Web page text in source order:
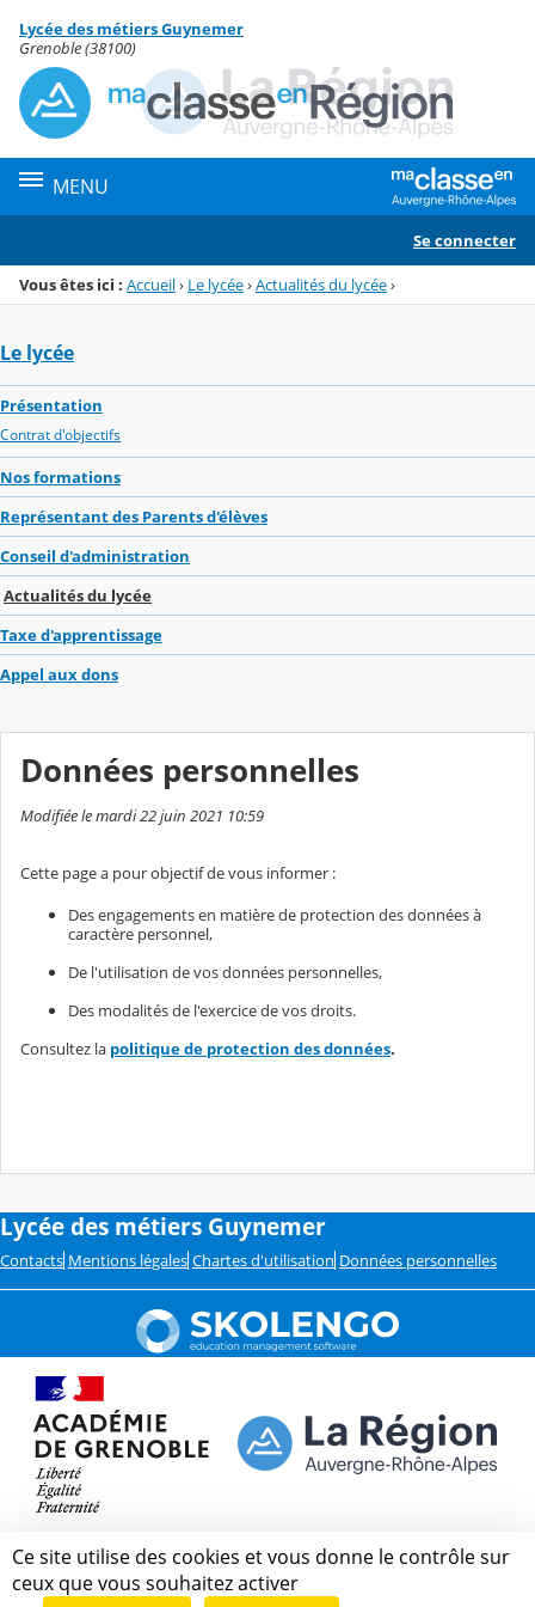
Menu de la rubrique
Contenu
Lycée des métiers Guynemer
Grenoble (38100)
MENU
Se connecter
Vous êtes ici : Accueil› Le lycée›Actualités du lycée›
Le lycée
Présentation
Contrat d'objectifs
Nos formations
Représentant des Parents d'élèves
Conseil d'administration
Actualités du lycée
Taxe d'apprentissage
Appel aux dons
Données personnelles
Modifiée le mardi 22 juin 2021 10:59
Cette page a pour objectif de vous informer :
Des engagements en matière de protection des données à
caractère personnel,
De l'utilisation de vos données personnelles,
Des modalités de l'exercice de vos droits.
Consultez la politique de protection des données.
Lycée des métiers Guynemer
Contacts Mentions légales Chartes d'utilisation Données personnelles
Ce site utilise des cookies et vous donne le contrôle sur
ceux que vous souhaitez activer